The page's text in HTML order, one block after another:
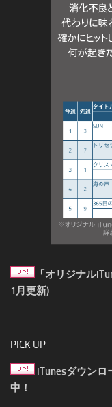
「オリジナル
1月更新)
PICK UP
iTunesダウン
中！